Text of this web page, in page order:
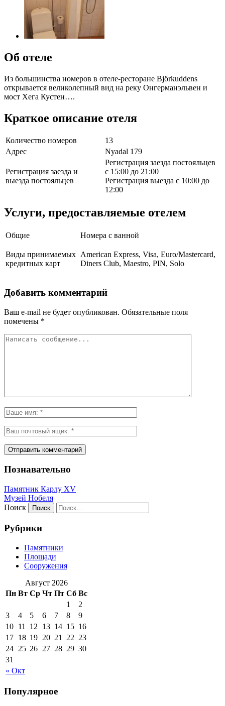
Об отеле
Из большинства номеров в отеле-ресторане Björkuddens
открывается великолепный вид на реку Онгерманэльвен и
мост Хега Кустен….
Краткое описание отеля
Количество номеров
13
Адрес
Nyadal 179
Регистрация заезда и
выезда постояльцев
Регистрация заезда постояльцев
с 15:00 до 21:00
Регистрация выезда с 10:00 до
12:00
Услуги, предоставляемые отелем
Общие Номера с ванной
Виды принимаемых
кредитных карт
American Express, Visa, Euro/Mastercard,
Diners Club, Maestro, PIN, Solo
Добавить комментарий
Ваш e-mail не будет опубликован. Обязательные поля
помечены *
Познавательно
Памятник Карлу XV
Музей Нобеля
Поиск
Рубрики
Памятники
Площади
Сооружения
Август 2026
Пн Вт Ср Чт Пт Сб Вс
« Окт
1
2
3
4 5 6 7 8
9
10 11 12 13 14 15 16
17 18 19 20 21 22 23
24 25 26 27 28 29 30
31
Популярное